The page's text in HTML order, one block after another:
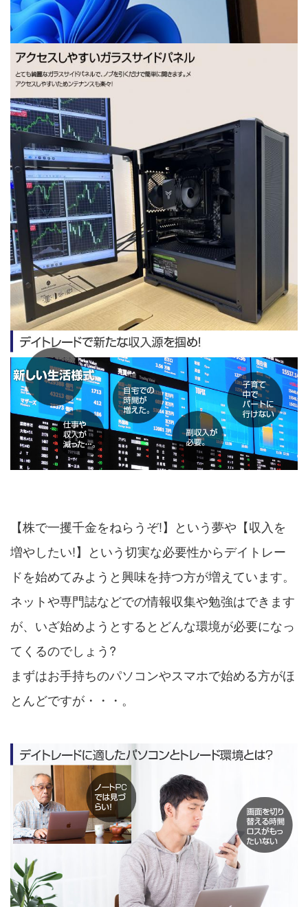
【株で一攫千金をねらうぞ!】という夢や【収入を
増やしたい!】という切実な必要性からデイトレー
ドを始めてみようと興味を持つ方が増えています。
ネットや専門誌などでの情報収集や勉強はできます
が、いざ始めようとするとどんな環境が必要になっ
てくるのでしょう?
まずはお手持ちのパソコンやスマホで始める方がほ
とんどですが・・・。